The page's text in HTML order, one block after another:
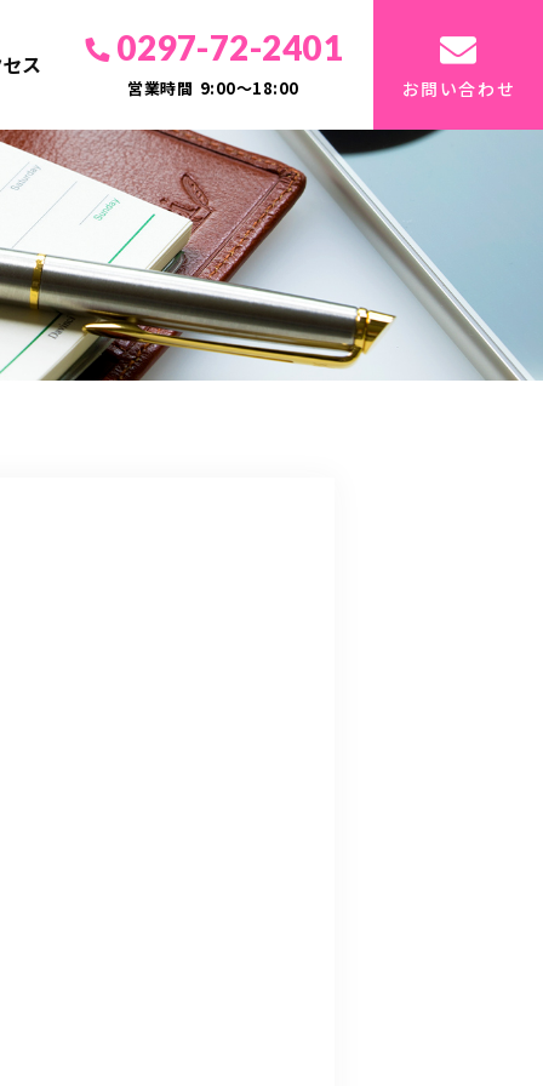
ス 0297-72-2401
営業時間 9:00～18:00 お問い合わせ